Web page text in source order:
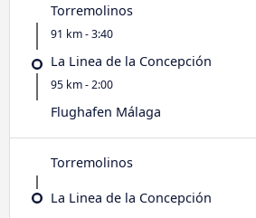
Torremolinos
91 km - 3:40
La Linea de la Concepción
95 km - 2:00
Flughafen Málaga
Torremolinos
La Linea de la Concepción